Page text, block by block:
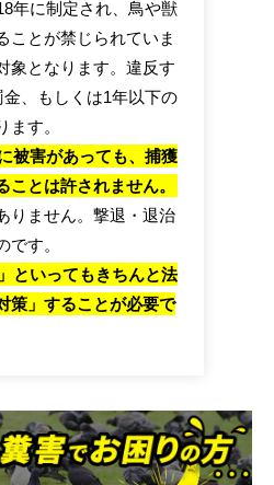
年に制定され、鳥や獣
ことが禁じられていま
象となります。違反す
、もしくは1年以下の
す。
被害があっても、捕獲
ことは許されません。
りません。撃退・退治
す。
といってもきちんと法
策」することが必要で